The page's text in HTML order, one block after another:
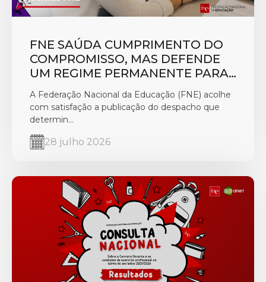
FNE SAÚDA CUMPRIMENTO DO
COMPROMISSO, MAS DEFENDE
UM REGIME PERMANENTE PARA
PROFESSOR CLASSIFICADOR
A Federação Nacional da Educação (FNE) acolhe
com satisfação a publicação do despacho que
determin...
28 julho 2026